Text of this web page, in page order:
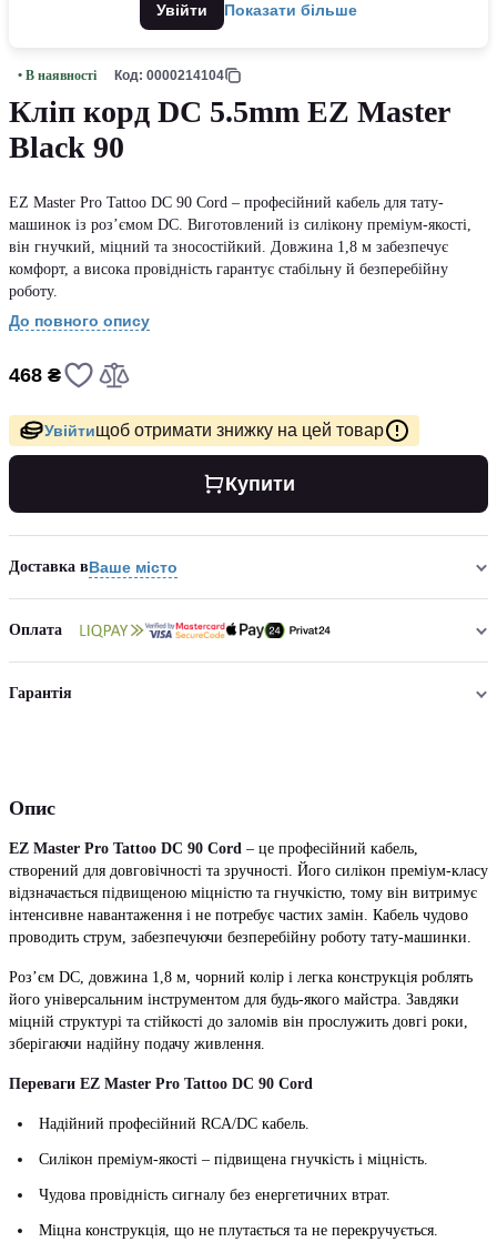
Увійти Показати більше
• В наявності Код: 0000214104
Кліп корд DC 5.5mm EZ Master
Black 90
EZ Master Pro Tattoo DC 90 Cord – професійний кабель для тату-
машинок із роз’ємом DC. Виготовлений із силікону преміум-якості,
він гнучкий, міцний та зносостійкий. Довжина 1,8 м забезпечує
комфорт, а висока провідність гарантує стабільну й безперебійну
роботу.
До повного опису
468 ₴
Увійтищоб отримати знижку на цей товар
Купити
Доставка вВаше місто
Оплата
Гарантія
Опис
EZ Master Pro Tattoo DC 90 Cord – це професійний кабель,
створений для довговічності та зручності. Його силікон преміум-класу
відзначається підвищеною міцністю та гнучкістю, тому він витримує
інтенсивне навантаження і не потребує частих замін. Кабель чудово
проводить струм, забезпечуючи безперебійну роботу тату-машинки.
Роз’єм DC, довжина 1,8 м, чорний колір і легка конструкція роблять
його універсальним інструментом для будь-якого майстра. Завдяки
міцній структурі та стійкості до заломів він прослужить довгі роки,
зберігаючи надійну подачу живлення.
Переваги EZ Master Pro Tattoo DC 90 Cord
Надійний професійний RCA/DC кабель.
Силікон преміум-якості – підвищена гнучкість і міцність.
Чудова провідність сигналу без енергетичних втрат.
Міцна конструкція, що не плутається та не перекручується.